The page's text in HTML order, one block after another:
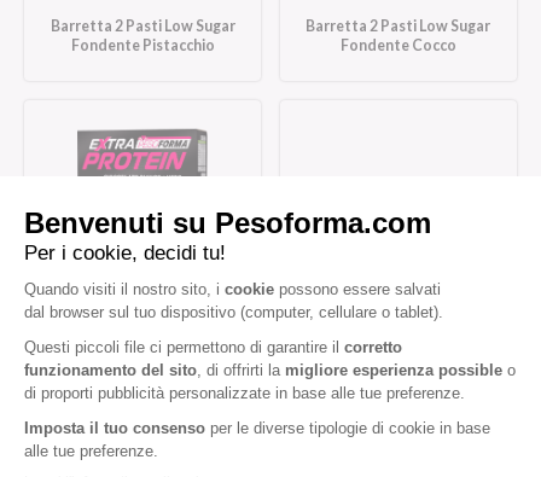
Barretta 2 Pasti Low Sugar
Fondente Pistacchio
Barretta 2 Pasti Low Sugar
Fondente Cocco
Barrette Extra Protein
Cioccolato Bianco e Nero
Protein Bar ExtraProtein
Fondente Arancia